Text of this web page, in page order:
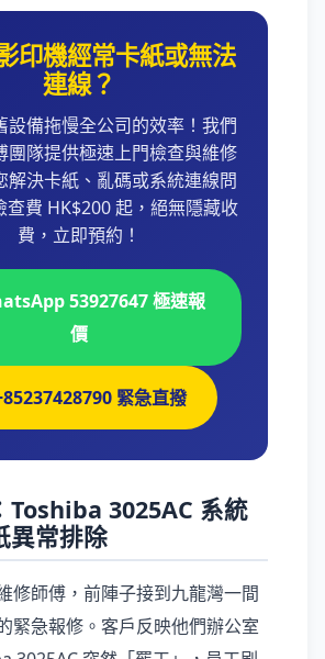
印機經常卡紙或無法
連線？
設備拖慢全公司的效率！我們
團隊提供極速上門檢查與維修
解決卡紙、亂碼或系統連線問
查費 HK$200 起，絕無隱藏收
費，立即預約！
53927647 極速報
價
緊急直撥
Toshiba 3025AC 系統
異常排除
修師傅，前陣子接到九龍灣一間
緊急報修。客戶反映他們辦公室